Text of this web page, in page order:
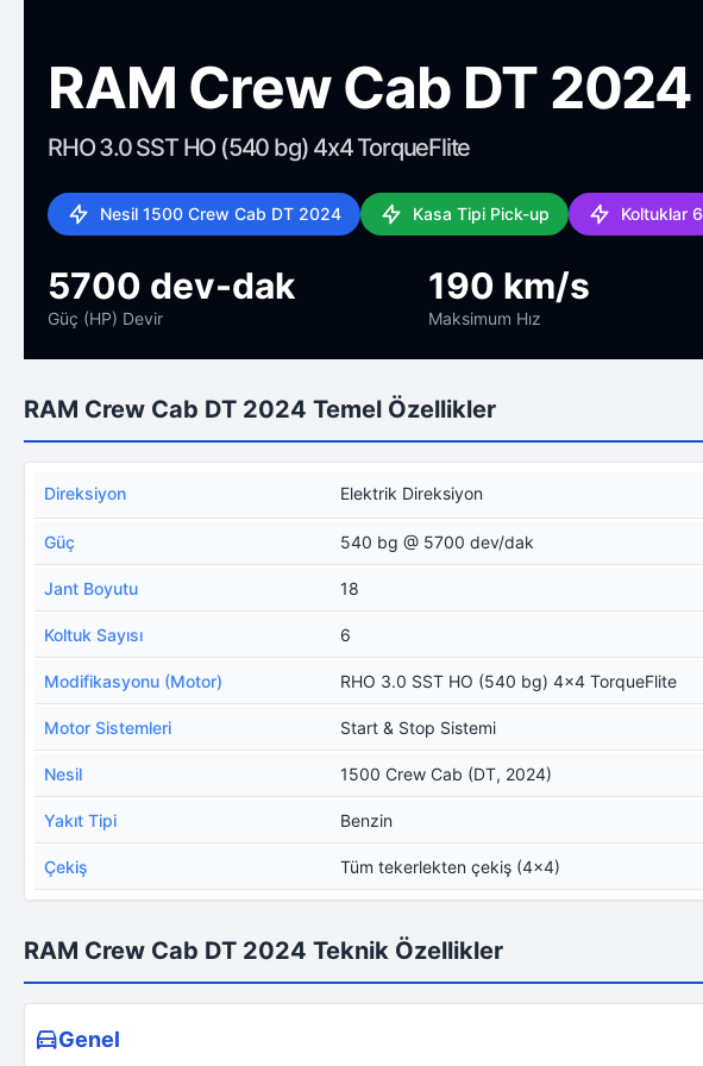
RAM Crew Cab DT 2024
RHO 3.0 SST HO (540 bg) 4x4 TorqueFlite
Nesil 1500 Crew Cab DT 2024 Kasa Tipi Pick-up Koltuklar 6
5700 dev-dak
Güç (HP) Devir
190 km/s
Maksimum Hız
RAM Crew Cab DT 2024 Temel Özellikler
Direksiyon Elektrik Direksiyon
Güç 540 bg @ 5700 dev/dak
Jant Boyutu 18
Koltuk Sayısı 6
Modifikasyonu (Motor) RHO 3.0 SST HO (540 bg) 4x4 TorqueFlite
Motor Sistemleri Start & Stop Sistemi
Nesil 1500 Crew Cab (DT, 2024)
Yakıt Tipi Benzin
Çekiş Tüm tekerlekten çekiş (4x4)
RAM Crew Cab DT 2024 Teknik Özellikler
Genel